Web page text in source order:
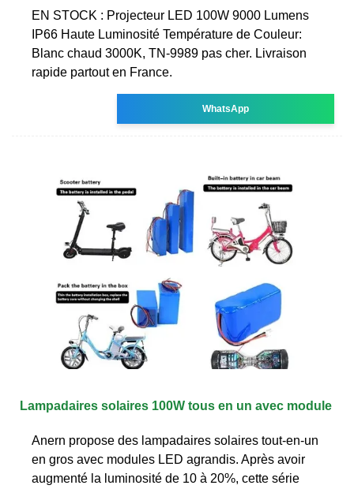
EN STOCK : Projecteur LED 100W 9000 Lumens
IP66 Haute Luminosité Température de Couleur:
Blanc chaud 3000K, TN-9989 pas cher. Livraison
rapide partout en France.
WhatsApp
Lampadaires solaires 100W tous en un avec module
Anern propose des lampadaires solaires tout-en-un
en gros avec modules LED agrandis. Après avoir
augmenté la luminosité de 10 à 20%, cette série